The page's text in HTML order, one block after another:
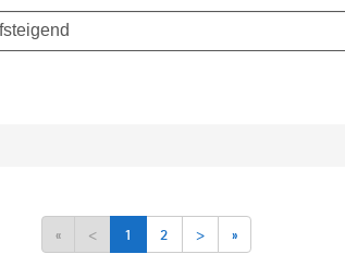
« < 1 2 > »